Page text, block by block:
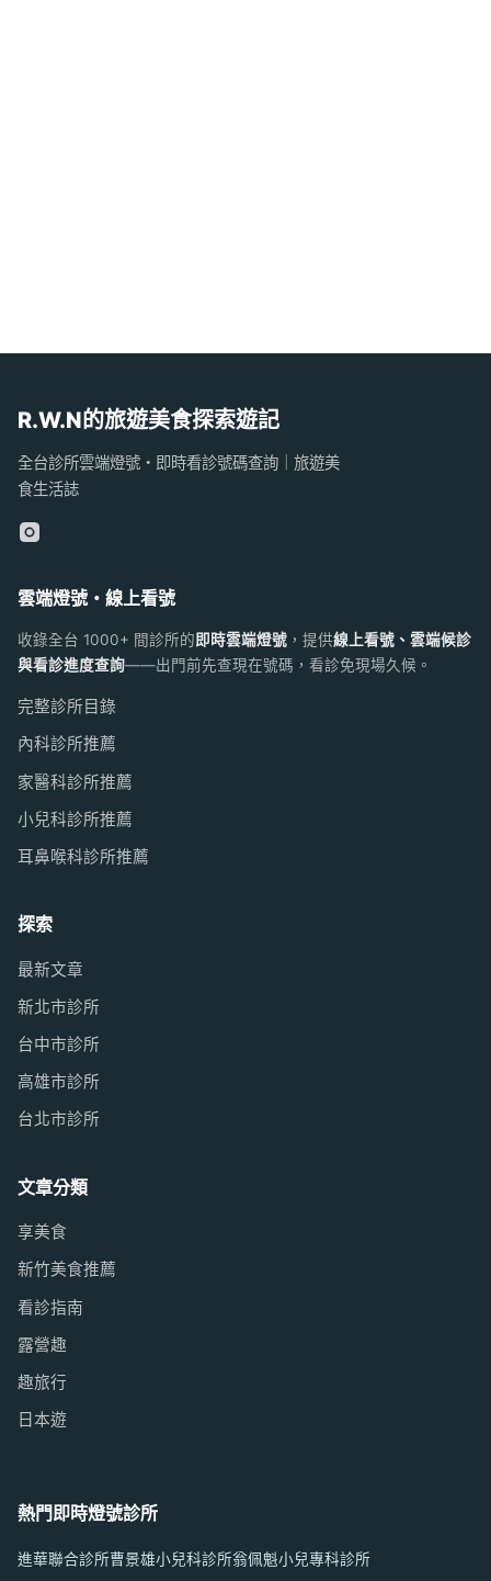
R.W.N的旅遊美食探索遊記
全台診所雲端燈號・即時看診號碼查詢｜旅遊美
食生活誌
雲端燈號・線上看號
收錄全台 1000+ 間診所的 即時雲端燈號 ，提供線上看號、雲端候診
與看診進度查詢——出門前先查現在號碼，看診免現場久候。
完整診所目錄
內科診所推薦
家醫科診所推薦
小兒科診所推薦
耳鼻喉科診所推薦
探索
最新文章
新北市診所
台中市診所
高雄市診所
台北市診所
文章分類
享美食
新竹美食推薦
看診指南
露營趣
趣旅行
日本遊
熱門即時燈號診所
進華聯合診所曹景雄小兒科診所翁佩魁小兒專科診所